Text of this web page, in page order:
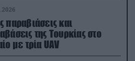
παραβιάσεις και
της Τουρκίας στο
με τρία UAV